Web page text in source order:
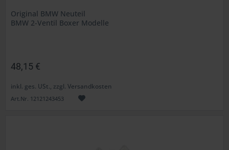
Original BMW Neuteil
BMW 2-Ventil Boxer Modelle
48,15 €
inkl. ges. USt., zzgl. Versandkosten
Art.Nr. 12121243453